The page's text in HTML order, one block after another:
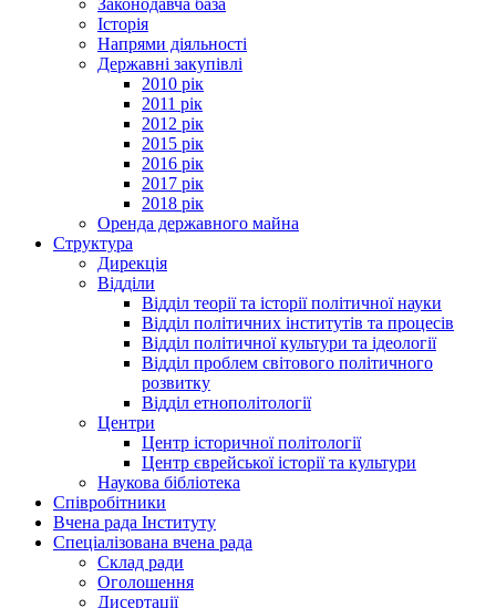
Законодавча база
Історія
Напрями діяльності
Державні закупівлі
2010 рік
2011 рік
2012 рік
2015 рік
2016 рік
2017 рік
2018 рік
Оренда державного майна
Структура
Дирекція
Відділи
Відділ теорії та історії політичної науки
Відділ політичних інститутів та процесів
Відділ політичної культури та ідеології
Відділ проблем світового політичного
розвитку
Відділ етнополітології
Центри
Центр історичної політології
Центр єврейської історії та культури
Наукова бібліотека
Співробітники
Вчена рада Інституту
Спеціалізована вчена рада
Склад ради
Оголошення
Дисертації